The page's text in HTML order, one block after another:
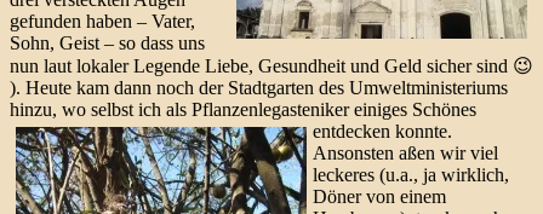
gefunden haben – Vater,
Sohn, Geist – so dass uns
nun laut lokaler Legende Liebe, Gesundheit und Geld sicher sind 😉
). Heute kam dann noch der Stadtgarten des Umweltministeriums
hinzu, wo selbst ich als Pflanzenlegastenikereiniges Schönes
entdecken konnte.
Ansonsten aßen wir viel
leckeres (u.a., ja wirklich,
Döner von einem